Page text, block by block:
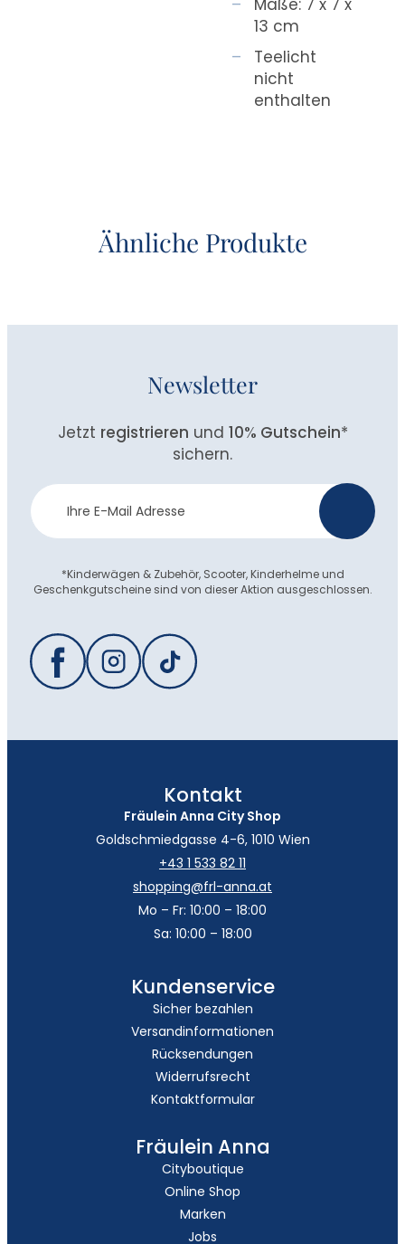
13 cm
Teelicht
nicht
enthalten
Ähnliche Produkte
Newsletter
Jetzt registrieren und 10% Gutschein*
sichern.
Newsletter
Anmeldung
*Kinderwägen & Zubehör, Scooter, Kinderhelme und
Geschenkgutscheine sind von dieser Aktion ausgeschlossen.
Kontakt
Fräulein Anna City Shop
Goldschmiedgasse 4-6, 1010 Wien
+43 1 533 82 11
shopping@frl-anna.at
Mo – Fr: 10:00 – 18:00
Sa: 10:00 – 18:00
Kundenservice
Sicher bezahlen
Versandinformationen
Rücksendungen
Widerrufsrecht
Kontaktformular
Fräulein Anna
Cityboutique
Online Shop
Marken
Jobs